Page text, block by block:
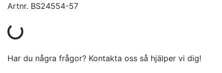
Artnr. BS24554-57
Har du några frågor? Kontakta oss så hjälper vi dig!